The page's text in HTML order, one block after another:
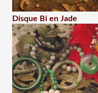
Disque Bi en Jade